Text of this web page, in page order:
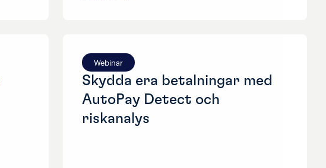
Webinar
Skydda era betalningar med
AutoPay Detect och
riskanalys